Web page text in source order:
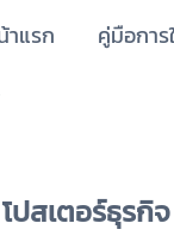
าแรก คู่มือการ
ปสเตอร์ธุรกิ